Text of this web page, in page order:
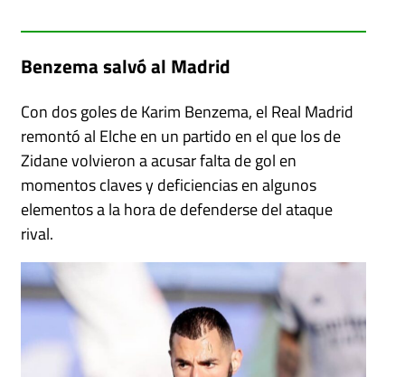
Benzema salvó al Madrid
Con dos goles de Karim Benzema, el Real Madrid
remontó al Elche en un partido en el que los de
Zidane volvieron a acusar falta de gol en
momentos claves y deficiencias en algunos
elementos a la hora de defenderse del ataque
rival.